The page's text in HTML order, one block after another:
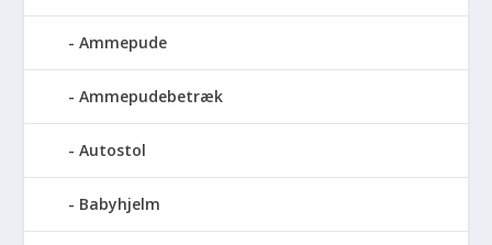
Ammepude
Ammepudebetræk
Autostol
Babyhjelm